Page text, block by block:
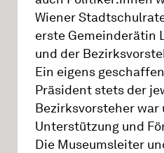
Wiener
erste Gemeinderätin
und der
Ein eigens
Präsident stets der
Bezirksvorsteher war
Unterstützung und
Die Museumsleiter